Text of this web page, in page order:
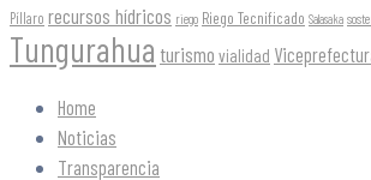
Píllaro recursos hídricos riego Riego Tecnificado Salasaka
Tungurahua turismo vialidad
Home
Noticias
Transparencia